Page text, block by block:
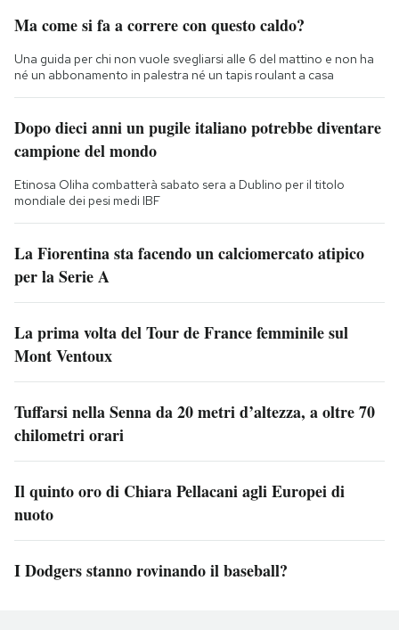
Ma come si fa a correre con questo caldo?
Una guida per chi non vuole svegliarsi alle 6 del mattino e non ha
né un abbonamento in palestra né un tapis roulant a casa
Dopo dieci anni un pugile italiano potrebbe diventare
campione del mondo
Etinosa Oliha combatterà sabato sera a Dublino per il titolo
mondiale dei pesi medi IBF
La Fiorentina sta facendo un calciomercato atipico
per la Serie A
La prima volta del Tour de France femminile sul
Mont Ventoux
Tuffarsi nella Senna da 20 metri d’altezza, a oltre 70
chilometri orari
Il quinto oro di Chiara Pellacani agli Europei di
nuoto
I Dodgers stanno rovinando il baseball?